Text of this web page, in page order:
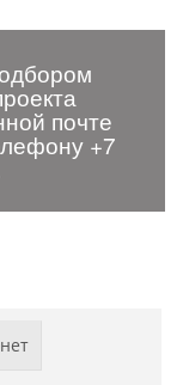
почте
+7